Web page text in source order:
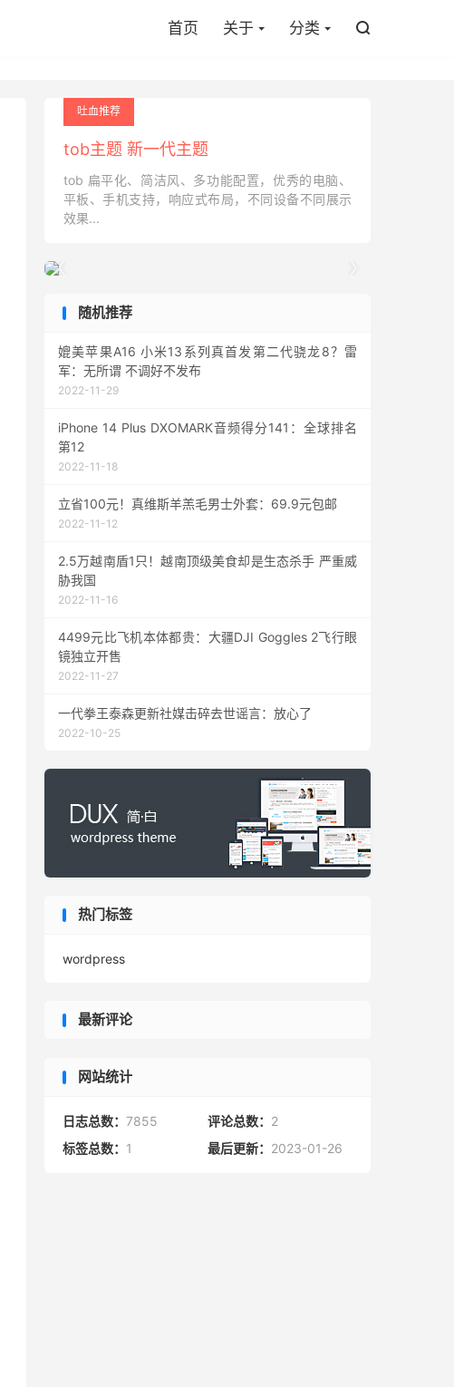
首页 关于 分类 
吐血推荐
tob主题 新一代主题
tob 扁平化、简洁风、多功能配置，优秀的电脑、
平板、手机支持，响应式布局，不同设备不同展示
效果...

随机推荐
媲美苹果A16 小米13系列真首发第二代骁龙8？雷
军：无所谓 不调好不发布
2022-11-29
iPhone 14 Plus DXOMARK音频得分141：全球排名
第12
2022-11-18
立省100元！真维斯羊羔毛男士外套：69.9元包邮
2022-11-12
2.5万越南盾1只！越南顶级美食却是生态杀手 严重威
胁我国
2022-11-16
4499元比飞机本体都贵：大疆DJI Goggles 2飞行眼
镜独立开售
2022-11-27
一代拳王泰森更新社媒击碎去世谣言：放心了
2022-10-25
热门标签
wordpress
最新评论
网站统计
日志总数： 7855 评论总数： 2
标签总数： 1 最后更新： 2023-01-26